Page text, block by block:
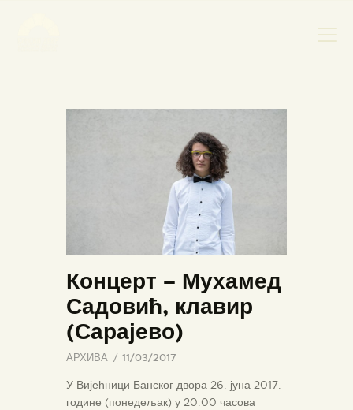
НАЈАВА ДОГАЂАЈА
БАНСКИ ДВОР
ФОТОГРАФИЈЕ
КОНТАКТ
Концерт – Мухамед
Садовић, клавир
(Сарајево)
АРХИВА 11/03/2017
У Вијећници Банског двора 26. јуна 2017.
године (понедељак) у 20.00 часова